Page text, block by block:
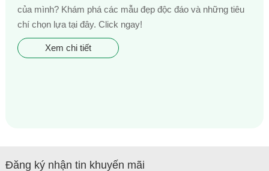
của mình? Khám phá các mẫu đẹp độc đáo và những tiêu
chí chọn lựa tại đây. Click ngay!
Xem chi tiết
Đăng ký nhận tin khuyến mãi